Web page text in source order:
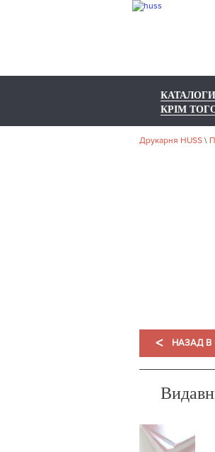
КАТАЛОГИ
КРІМ
Друкарня HUSS \
< НАЗАД В